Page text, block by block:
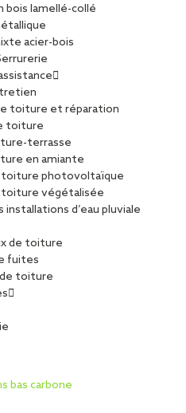
bois lamellé-collé
acier-bois
toiture et réparation
toiture
terrasse
en amiante
toiture photovoltaïque
toiture végétalisée
installations d’eau pluviale
de toiture
fuites
toiture
bas carbone